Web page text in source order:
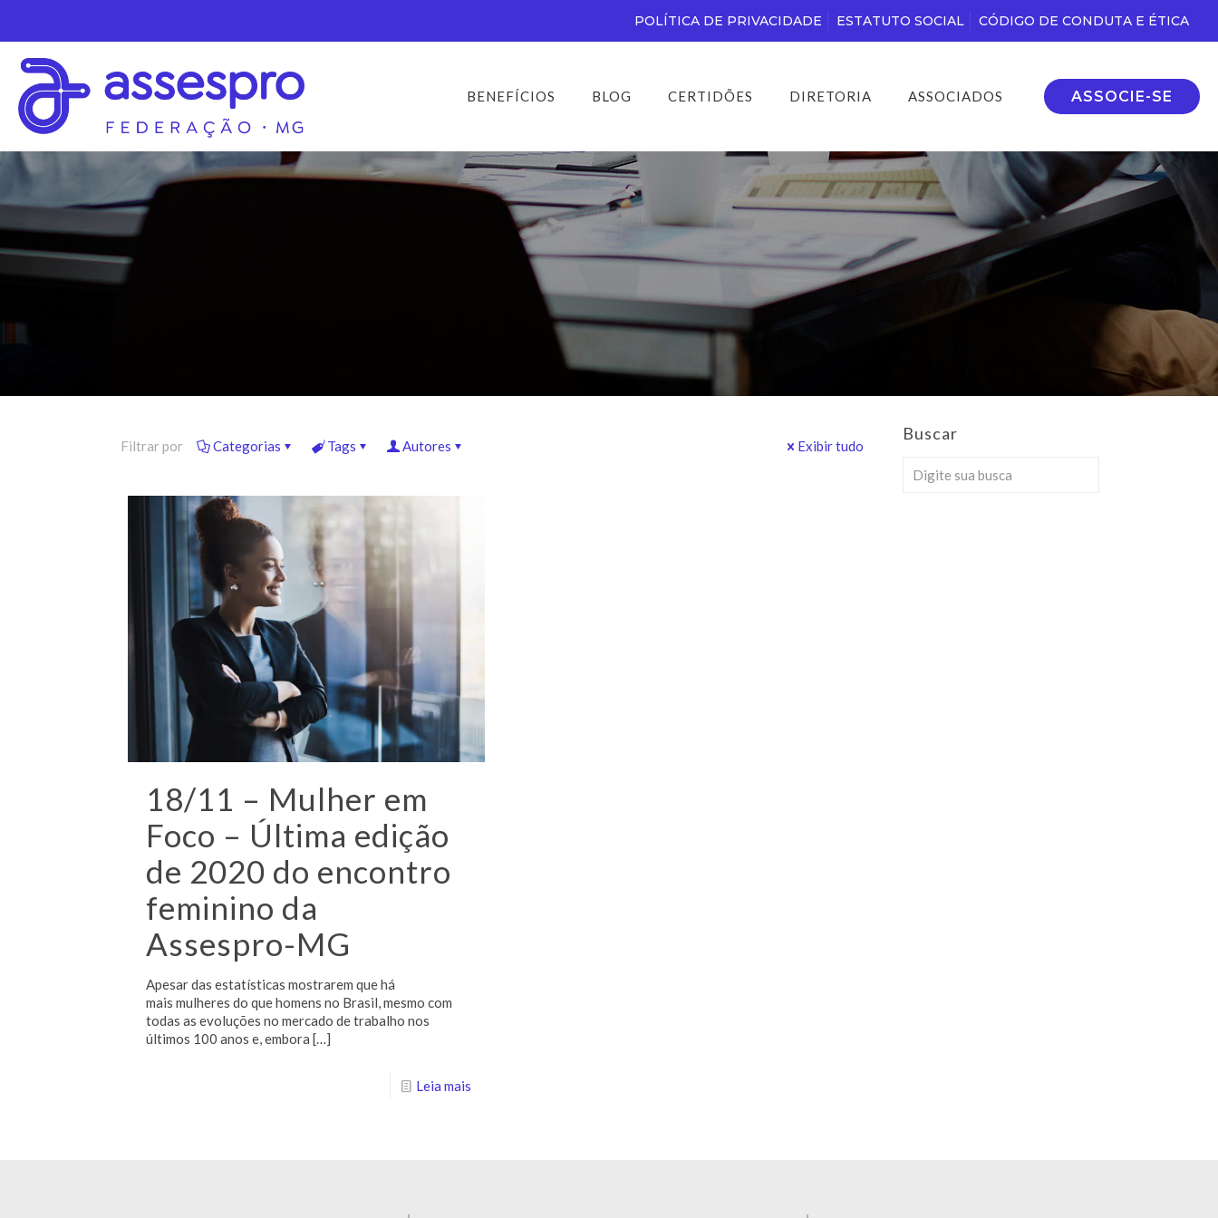
POLÍTICA DE PRIVACIDADE ESTATUTO SOCIAL CÓDIGO DE CONDUTA E ÉTICA
BENEFÍCIOS BLOG CERTIDÕES DIRETORIA ASSOCIADOS ASSOCIE-SE
Filtrar por Categorias Tags Autores Exibir tudo
18/11 – Mulher em
Foco – Última edição
de 2020 do encontro
feminino da
Assespro-MG
Apesar das estatísticas mostrarem que há
mais mulheres do que homens no Brasil, mesmo com
todas as evoluções no mercado de trabalho nos
últimos 100 anos e, embora […]
Leia mais
Buscar